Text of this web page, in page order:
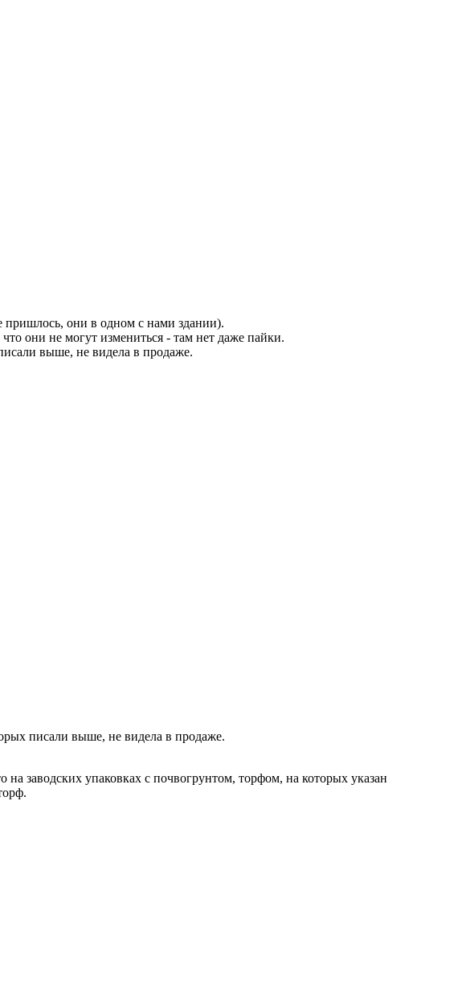
пришлось, они в одном с нами здании).
они не могут измениться - там нет даже пайки.
выше, не видела в продаже.
писали выше, не видела в продаже.
заводских упаковках с почвогрунтом, торфом, на которых указан